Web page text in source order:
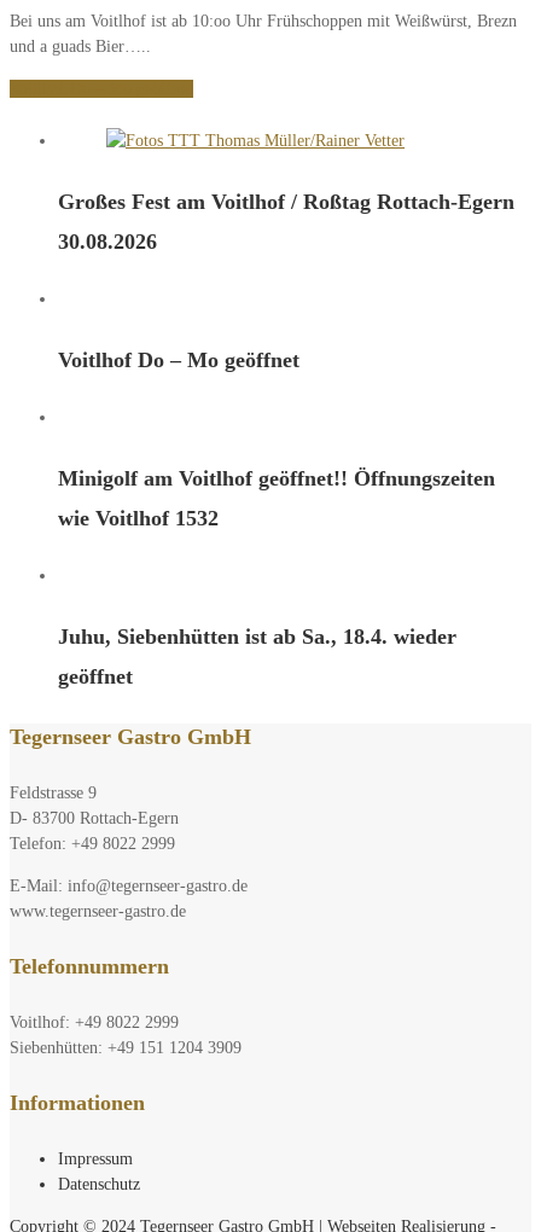
Bei uns am Voitlhof ist ab 10:oo Uhr Frühschoppen mit Weißwürst, Brezn
und a guads Bier…..
Beitragsnavigation
Großes Fest am Voitlhof / Roßtag Rottach-Egern
30.08.2026
Voitlhof Do – Mo geöffnet
Minigolf am Voitlhof geöffnet!! Öffnungszeiten
wie Voitlhof 1532
Juhu, Siebenhütten ist ab Sa., 18.4. wieder
geöffnet
Tegernseer Gastro GmbH
Feldstrasse 9
D- 83700 Rottach-Egern
Telefon: +49 8022 2999
E-Mail: info@tegernseer-gastro.de
www.tegernseer-gastro.de
Telefonnummern
Voitlhof: +49 8022 2999
Siebenhütten: +49 151 1204 3909
Informationen
Impressum
Datenschutz
Copyright © 2024 Tegernseer Gastro GmbH Webseiten Realisierung -